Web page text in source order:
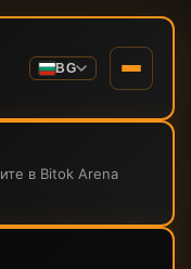
BG
в Bitok Arena